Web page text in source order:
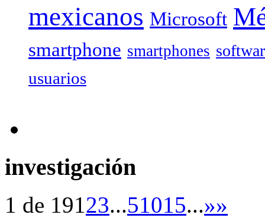
mexicanos Microsoft
smartphone smartphones
usuarios
investigación
1 de 19123...51015...»»